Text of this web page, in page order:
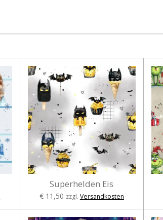
Superhelden Eis
€ 11,50 zzgl. Versandkosten